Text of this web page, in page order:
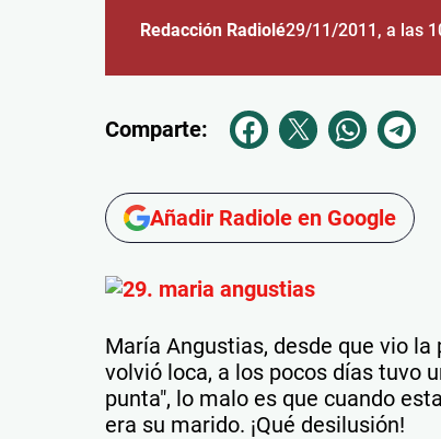
Redacción Radiolé29/11/2011 , a las
Comparte:
Añadir Radiole en Google
María Angustias, desde que vio
volvió loca, a los pocos días tuvo
punta", lo malo es que cuando
era su marido. ¡Qué desilusión!